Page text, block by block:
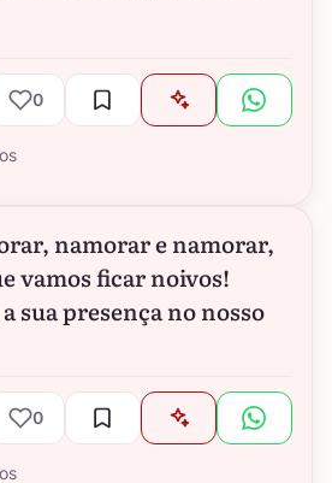
0
namorar e namorar,
vamos ficar noivos!
sua presença no nosso
0